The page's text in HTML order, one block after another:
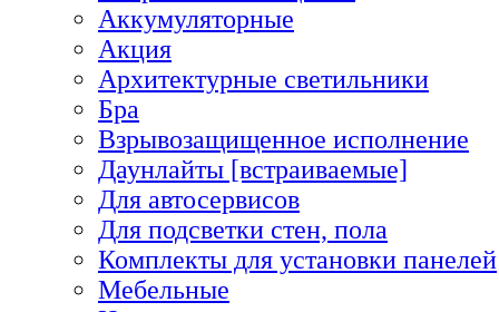
Аккумуляторные
Акция
Архитектурные светильники
Бра
Взрывозащищенное исполнение
Даунлайты [встраиваемые]
Для автосервисов
Для подсветки стен, пола
Комплекты для установки панелей
Мебельные